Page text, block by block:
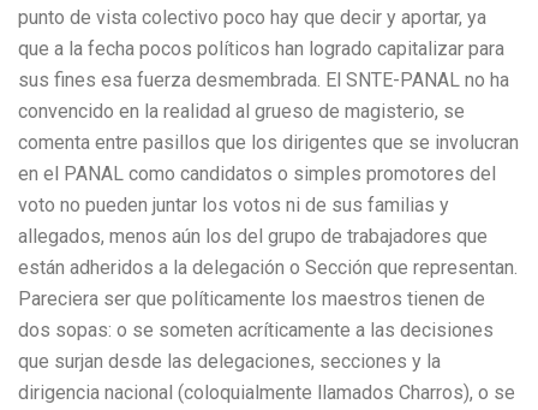
punto de vista colectivo poco hay que decir y aportar, ya
que a la fecha pocos políticos han logrado capitalizar para
sus fines esa fuerza desmembrada. El SNTE-PANAL no ha
convencido en la realidad al grueso de magisterio, se
comenta entre pasillos que los dirigentes que se involucran
en el PANAL como candidatos o simples promotores del
voto no pueden juntar los votos ni de sus familias y
allegados, menos aún los del grupo de trabajadores que
están adheridos a la delegación o Sección que representan.
Pareciera ser que políticamente los maestros tienen de
dos sopas: o se someten acríticamente a las decisiones
que surjan desde las delegaciones, secciones y la
dirigencia nacional (coloquialmente llamados Charros), o se